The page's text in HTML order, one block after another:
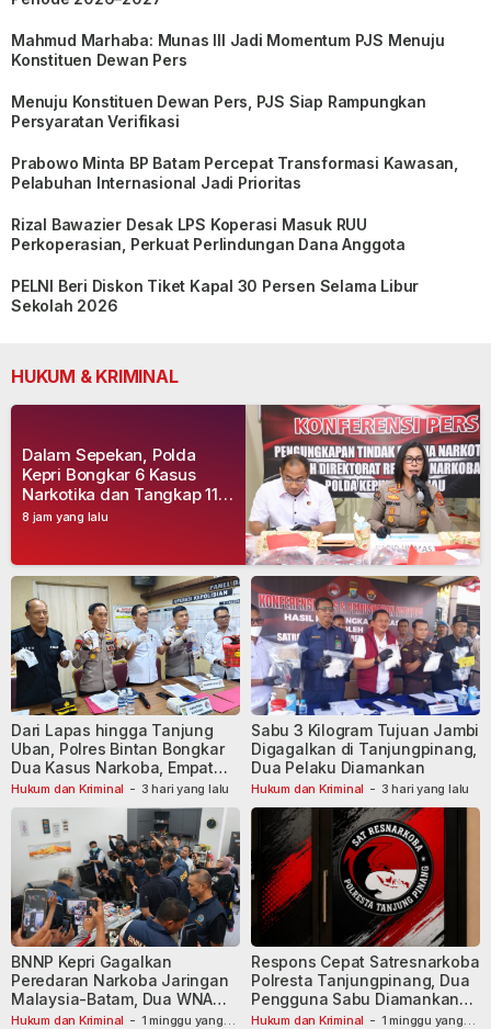
Mahmud Marhaba: Munas III Jadi Momentum PJS Menuju
Konstituen Dewan Pers
Menuju Konstituen Dewan Pers, PJS Siap Rampungkan
Persyaratan Verifikasi
Prabowo Minta BP Batam Percepat Transformasi Kawasan,
Pelabuhan Internasional Jadi Prioritas
Rizal Bawazier Desak LPS Koperasi Masuk RUU
Perkoperasian, Perkuat Perlindungan Dana Anggota
PELNI Beri Diskon Tiket Kapal 30 Persen Selama Libur
Sekolah 2026
HUKUM & KRIMINAL
8 jam yang lalu
Dalam Sepekan, Polda
Kepri Bongkar 6 Kasus
Narkotika dan Tangkap 11
Tersangka
Hukum dan Kriminal - 3 hari yang lalu
Dari Lapas hingga Tanjung
Uban, Polres Bintan Bongkar
Dua Kasus Narkoba, Empat
Tersangka Dibekuk
Hukum dan Kriminal - 3 hari yang lalu
Sabu 3 Kilogram Tujuan Jambi
Digagalkan di Tanjungpinang,
Dua Pelaku Diamankan
Hukum dan Kriminal - 1 minggu yang
BNNP Kepri Gagalkan
Peredaran Narkoba Jaringan
Malaysia-Batam, Dua WNA
Masih Diburu
Hukum dan Kriminal - 1 minggu yang
Respons Cepat Satresnarkoba
Polresta Tanjungpinang, Dua
Pengguna Sabu Diamankan
Usai Dilaporkan ke Call Center